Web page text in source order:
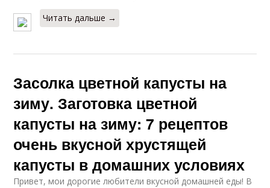
Читать дальше →
Засолка цветной капусты на
зиму. Заготовка цветной
капусты на зиму: 7 рецептов
очень вкусной хрустящей
капусты в домашних условиях
Привет, мои дорогие любители вкусной домашней еды! В